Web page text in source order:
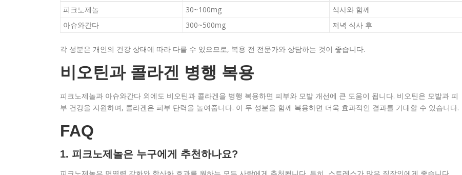
피크노제놀
30~100mg
식사와 함께
아슈와간다
300~500mg 저녁 식사 후
각 성분은 개인의 건강 상태에 따라 다를 수 있으므로, 복용 전 전문가와 상담하는 것이 좋습니다.
비오틴과 콜라겐 병행 복용
피크노제놀과 아슈와간다 외에도 비오틴과 콜라겐을 병행 복용하면 피부와 모발 개선에 큰 도움이 됩니다. 비오틴은 모발과 피
부 건강을 지원하며, 콜라겐은 피부 탄력을 높여줍니다. 이 두 성분을 함께 복용하면 더욱 효과적인 결과를 기대할 수 있습니다.
FAQ
1. 피크노제놀은 누구에게 추천하나요?